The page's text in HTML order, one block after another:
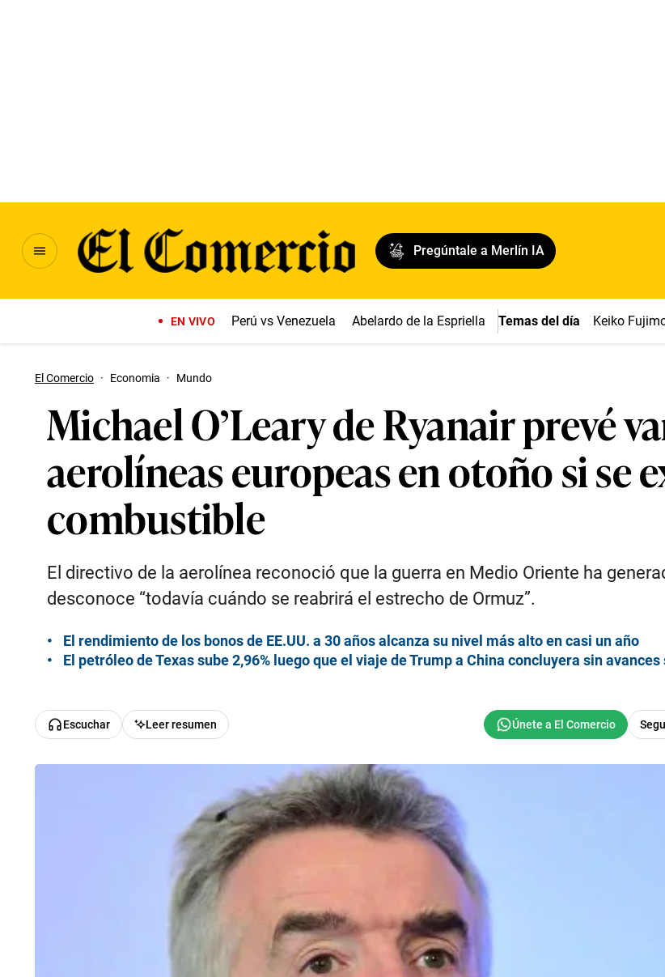
Pregúntale a Merlín IA
EN VIVO Perú vs Venezuela Abelardo de la Espriella Temas del día Keiko
El Comercio · Economia · Mundo
Michael O’Leary de Ryanair prevé
aerolíneas europeas en otoño si se
combustible
El directivo de la aerolínea reconoció que la guerra en Medio Oriente ha
desconoce “todavía cuándo se reabrirá el estrecho de Ormuz”.
El rendimiento de los bonos de EE.UU. a 30 años alcanza su nivel más alto en casi un año
El petróleo de Texas sube 2,96% luego que el viaje de Trump a China concluyera sin
Escuchar Leer resumen